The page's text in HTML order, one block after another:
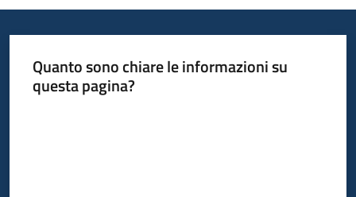
Quanto sono chiare le informazioni su
questa pagina?